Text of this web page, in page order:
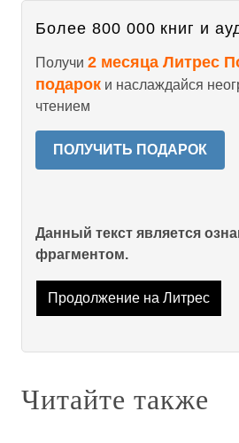
Более 800 000 книг и
Получи 2 месяца Литрес
подарок и наслаждайся
чтением
ПОЛУЧИТЬ ПОДАРОК
Данный текст является
фрагментом.
Продолжение на Литрес
Читайте также